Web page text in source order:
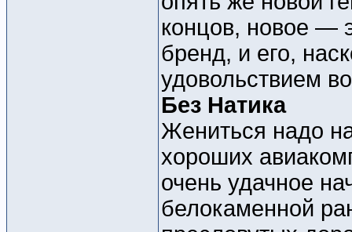
концов, новое —
бренд, и его,
удовольствием
Без Натика
Жениться надо
хороших
очень удачное
белокаменной